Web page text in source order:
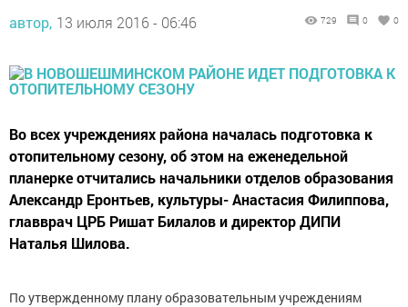
автор, 13 июля 2016 - 06:46 729 0 0
Во всех учреждениях района началась подготовка к
отопительному сезону, об этом на еженедельной
планерке отчитались начальники отделов образования
Александр Еронтьев, культуры- Анастасия Филиппова,
главврач ЦРБ Ришат Билалов и директор ДИПИ
Наталья Шилова.
По утвержденному плану образовательным учреждениям